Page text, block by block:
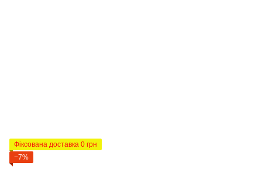
Фіксована доставка 0 грн
−7%